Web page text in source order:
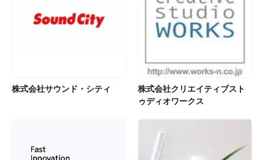
株式会社サウンド・シティ
株式会社クリエイティブスト
ゥディオワークス